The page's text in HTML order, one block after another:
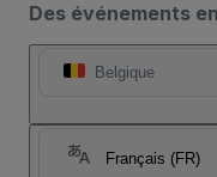
Des événements
Belgique
Français (FR)